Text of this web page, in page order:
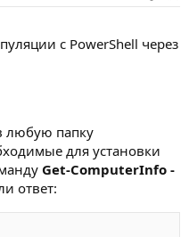
с PowerShell через
любую папку
для установки
Get-ComputerInfo -
ответ: